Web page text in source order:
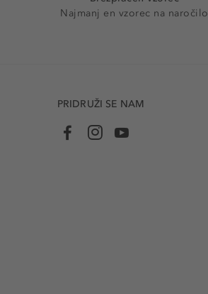
Najmanj en vzorec na naročilo
PRIDRUŽI SE NAM